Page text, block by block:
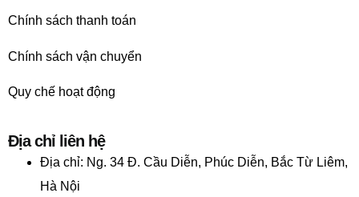
Chính sách thanh toán
Chính sách vận chuyển
Quy chế hoạt động
Địa chỉ liên hệ
Địa chỉ: Ng. 34 Đ. Cầu Diễn, Phúc Diễn, Bắc Từ Liêm,
Hà Nội